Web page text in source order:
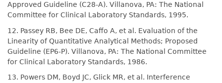
Approved Guideline (C28-A). Villanova, PA: The National
Committee for Clinical Laboratory Standards, 1995.
12. Passey RB, Bee DE, Caffo A, et al. Evaluation of the
Linearity of Quantitative Analytical Methods; Proposed
Guideline (EP6-P). Villanova, PA: The National Committee
for Clinical Laboratory Standards, 1986.
13. Powers DM, Boyd JC, Glick MR, et al. Interference